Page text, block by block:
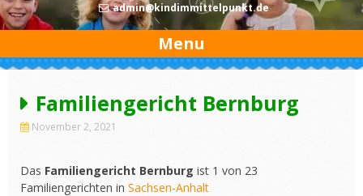
admin@kindimmittelpunkt.de
Menu
Familiengericht Bernburg
November 2, 2021
Das Familiengericht Bernburg ist 1 von 23
Familiengerichten in Sachsen-Anhalt